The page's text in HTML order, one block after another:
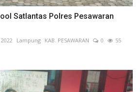
Satlantas Polres Pesawaran
Lampung KAB. PESAWARAN 0
55